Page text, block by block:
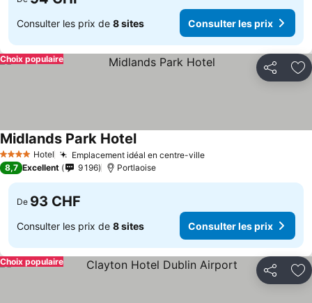
Consulter les prix de 8 sites Consulter les prix
Partager
Choix populaire
4 Étoiles Hotel Emplacement idéal en centre-ville
Midlands Park Hotel
8,7 Excellent 9 196 Portlaoise
De 93 CHF
Consulter les prix de 8 sites Consulter les prix
Partager
Choix populaire